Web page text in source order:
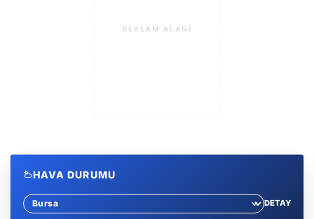
REKLAM ALANI
HAVA DURUMU
Sehir sec
DETAY